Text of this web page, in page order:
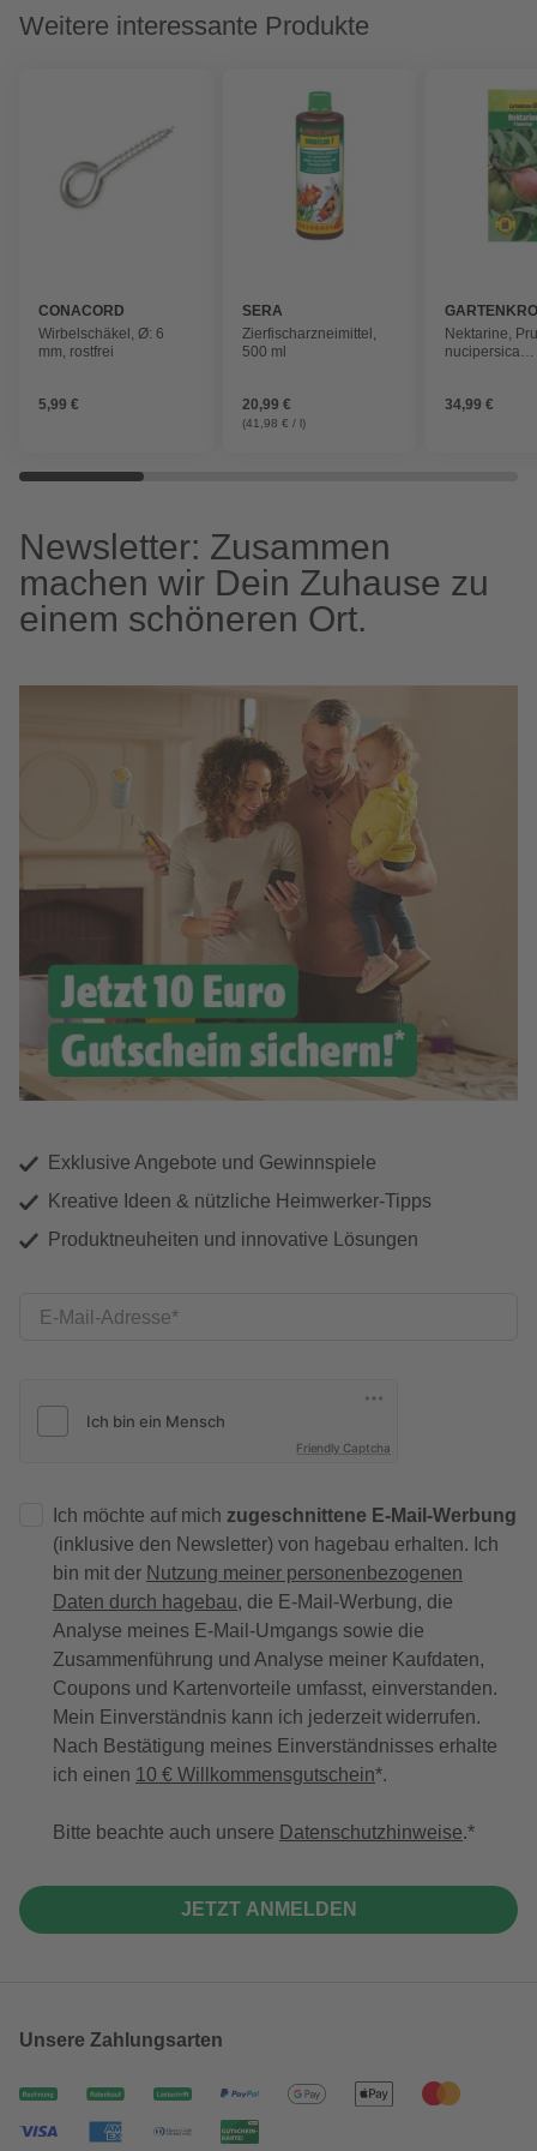
Weitere interessante Produkte
CONACORD
Wirbelschäkel, Ø: 6
mm, rostfrei
5,99 €
SERA
Zierfischarzneimittel,
500 ml
20,99 €
(41,98 € / l)
Nektarine,
nucipersica
34,99 €
Newsletter: Zusammen
machen wir Dein Zuhause zu
einem schöneren Ort.
Exklusive Angebote und Gewinnspiele
Kreative Ideen & nützliche Heimwerker-Tipps
Produktneuheiten und innovative Lösungen
E-Mail-Adresse
Friendly Captcha
Ich möchte auf mich zugeschnittene E-Mail-Werbung
(inklusive den Newsletter) von hagebau erhalten. Ich
bin mit der Nutzung meiner personenbezogenen
Daten durch hagebau, die E-Mail-Werbung, die
Analyse meines E-Mail-Umgangs sowie die
Zusammenführung und Analyse meiner Kaufdaten,
Coupons und Kartenvorteile umfasst, einverstanden.
Mein Einverständnis kann ich jederzeit widerrufen.
Nach Bestätigung meines Einverständnisses erhalte
ich einen 10 € Willkommensgutschein*.
Bitte beachte auch unsere Datenschutzhinweise.
JETZT ANMELDEN
Unsere Zahlungsarten